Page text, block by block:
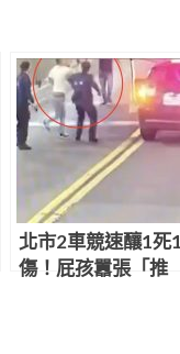
北市2車競速釀1死1
傷！屁孩囂張「推